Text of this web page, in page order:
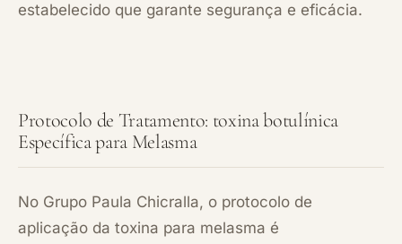
estabelecido que garante segurança e eficácia.
Protocolo de Tratamento: toxina botulínica
Específica para Melasma
No Grupo Paula Chicralla, o protocolo de
aplicação da toxina para melasma é